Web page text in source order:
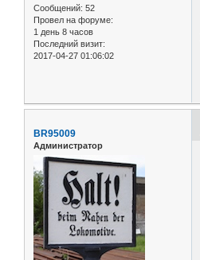
Сообщений: 52
Провел на форуме:
1 день 8 часов
Последний визит:
2017-04-27 01:06:02
BR95009
Администратор